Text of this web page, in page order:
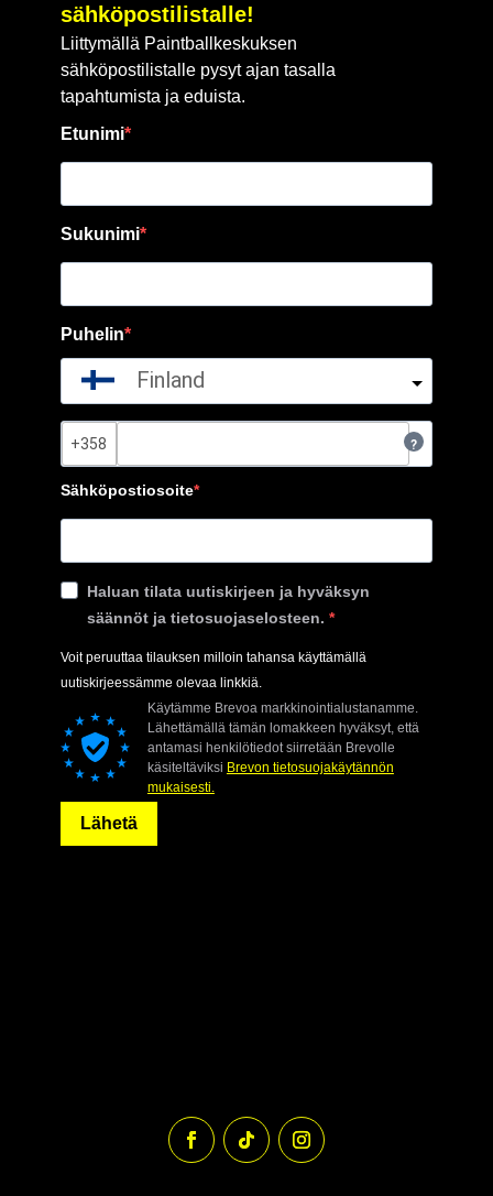
sähköpostilistalle!
Liittymällä Paintballkeskuksen
sähköpostilistalle pysyt ajan tasalla
tapahtumista ja eduista.
Etunimi
Sukunimi
Puhelin
Finland
?
Sähköpostiosoite
Haluan tilata uutiskirjeen ja hyväksyn
säännöt ja tietosuojaselosteen.
Voit peruuttaa tilauksen milloin tahansa käyttämällä
uutiskirjeessämme olevaa linkkiä.
Käytämme Brevoa markkinointialustanamme.
Lähettämällä tämän lomakkeen hyväksyt, että
antamasi henkilötiedot siirretään Brevolle
käsiteltäviksi Brevon tietosuojakäytännön
mukaisesti.
Lähetä